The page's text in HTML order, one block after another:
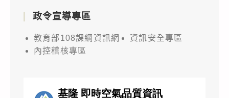
政令宣導專區
教育部108課綱資訊網
資訊安全專區
內控稽核專區